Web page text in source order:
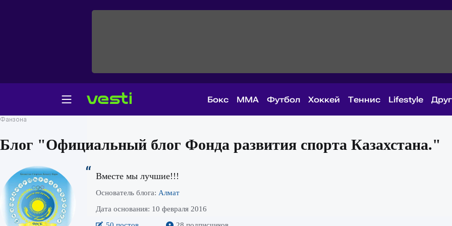
Бокс MMA Футбол Хоккей Теннис Lifestyle
Фанзона
Блог "Официальный блог Фонда развития спорта Казахстана."
Вместе мы лучшие!!!
Основатель блога: Алмат
Дата основания: 10 февраля 2016